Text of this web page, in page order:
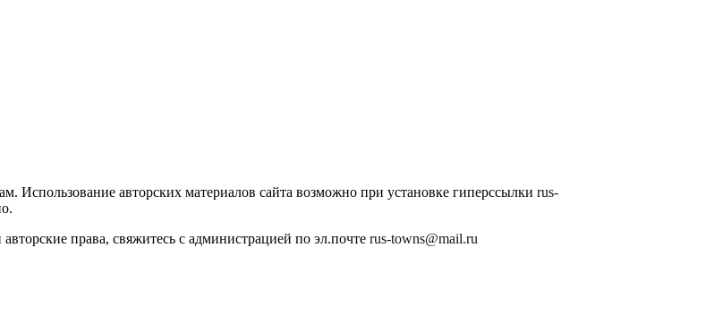
Использование авторских материалов сайта возможно при установке гиперссылки rus-
права, свяжитесь с администрацией по эл.почте rus-towns@mail.ru